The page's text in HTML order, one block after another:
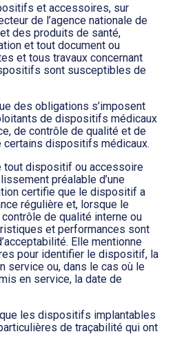
et accessoires, sur
de l’agence nationale de
des produits de santé,
et tout document ou
et tous travaux concernant
sont susceptibles de
des obligations s’imposent
de dispositifs médicaux
de contrôle de qualité et de
certains dispositifs médicaux.
tout dispositif ou accessoire
préalable d’une
certifie que le dispositif a
régulière et, lorsque le
de qualité interne ou
et performances sont
Elle mentionne
pour identifier le dispositif, la
service ou, dans le cas où le
en service, la date de
les dispositifs implantables
de traçabilité qui ont